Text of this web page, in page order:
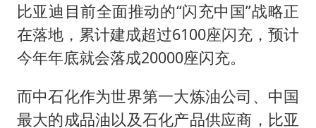
比亚迪目前全面推动的“闪充中国”战略正
在落地，累计建成超过6100座闪充，预计
今年年底就会落成20000座闪充。
而中石化作为世界第一大炼油公司、中国
最大的成品油以及石化产品供应商，比亚